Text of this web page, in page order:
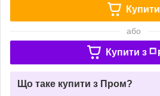
Купити
або
Купити з
Що таке купити з Пром?